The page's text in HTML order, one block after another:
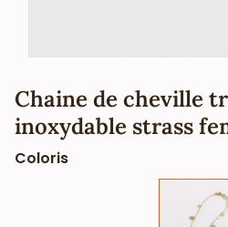
Chaine de cheville
inoxydable strass
Coloris